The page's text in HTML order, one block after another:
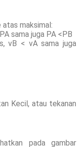
atas maksimal:
sama juga PA <PB
vB < vA sama juga
Kecil, atau tekanan
pada gambar